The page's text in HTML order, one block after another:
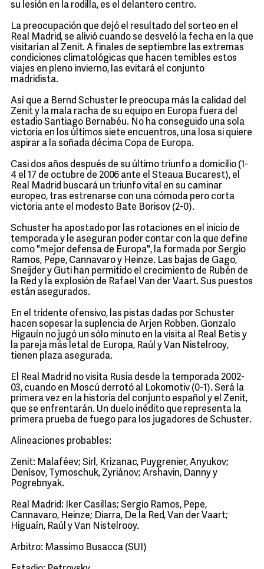
su lesión en la rodilla, es el delantero centro.
La preocupación que dejó el resultado del sorteo en el
Real Madrid, se alivió cuando se desveló la fecha en la que
visitarían al Zenit. A finales de septiembre las extremas
condiciones climatológicas que hacen temibles estos
viajes en pleno invierno, las evitará el conjunto
madridista.
Así que a Bernd Schuster le preocupa más la calidad del
Zenit y la mala racha de su equipo en Europa fuera del
estadio Santiago Bernabéu. No ha conseguido una sola
victoria en los últimos siete encuentros, una losa si quiere
aspirar a la soñada décima Copa de Europa.
Casi dos años después de su último triunfo a domicilio (1-
4 el 17 de octubre de 2006 ante el Steaua Bucarest), el
Real Madrid buscará un triunfo vital en su caminar
europeo, tras estrenarse con una cómoda pero corta
victoria ante el modesto Bate Borisov (2-0).
Schuster ha apostado por las rotaciones en el inicio de
temporada y le aseguran poder contar con la que define
como "mejor defensa de Europa", la formada por Sergio
Ramos, Pepe, Cannavaro y Heinze. Las bajas de Gago,
Sneijder y Guti han permitido el crecimiento de Rubén de
la Red y la explosión de Rafael Van der Vaart. Sus puestos
están asegurados.
En el tridente ofensivo, las pistas dadas por Schuster
hacen sopesar la suplencia de Arjen Robben. Gonzalo
Higauín no jugó un sólo minuto en la visita al Real Betis y
la pareja más letal de Europa, Raúl y Van Nistelrooy,
tienen plaza asegurada.
El Real Madrid no visita Rusia desde la temporada 2002-
03, cuando en Moscú derrotó al Lokomotiv (0-1). Será la
primera vez en la historia del conjunto español y el Zenit,
que se enfrentarán. Un duelo inédito que representa la
primera prueba de fuego para los jugadores de Schuster.
Alineaciones probables:
Zenit: Malaféev; Sirl, Krizanac, Puygrenier, Anyukov;
Denísov, Tymoschuk, Zyriánov; Arshavin, Danny y
Pogrebnyak.
Real Madrid: Iker Casillas; Sergio Ramos, Pepe,
Cannavaro, Heinze; Diarra, De la Red, Van der Vaart;
Higuaín, Raúl y Van Nistelrooy.
Arbitro: Massimo Busacca (SUI)